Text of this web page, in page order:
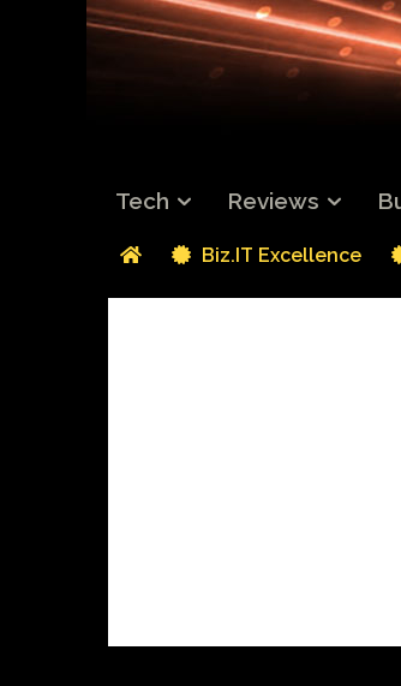
Tech Reviews
Biz.IT Excellence